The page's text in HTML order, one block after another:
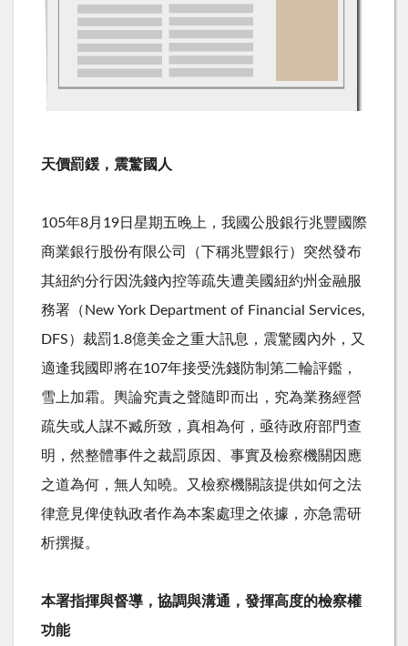
天價罰鍰，震驚國人
105年8月19日星期五晚上，我國公股銀行兆豐國際
商業銀行股份有限公司（下稱兆豐銀行）突然發布
其紐約分行因洗錢內控等疏失遭美國紐約州金融服
務署（New York Department of Financial Services,
DFS）裁罰1.8億美金之重大訊息，震驚國內外，又
適逢我國即將在107年接受洗錢防制第二輪評鑑，
雪上加霜。輿論究責之聲隨即而出，究為業務經營
疏失或人謀不臧所致，真相為何，亟待政府部門查
明，然整體事件之裁罰原因、事實及檢察機關因應
之道為何，無人知曉。又檢察機關該提供如何之法
律意見俾使執政者作為本案處理之依據，亦急需研
析撰擬。
本署指揮與督導，協調與溝通，發揮高度的檢察權
功能